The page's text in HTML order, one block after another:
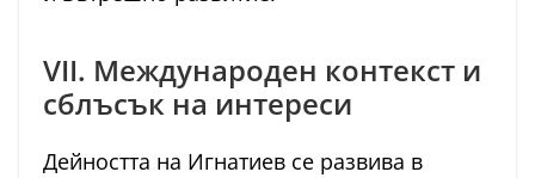
VII. Международен контекст и
сблъсък на интереси
Дейността на Игнатиев се развива в